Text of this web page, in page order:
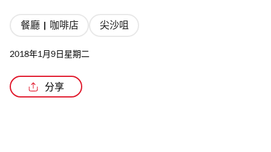
餐廳 | 咖啡店 尖沙咀
2018年1月9日星期二
分享